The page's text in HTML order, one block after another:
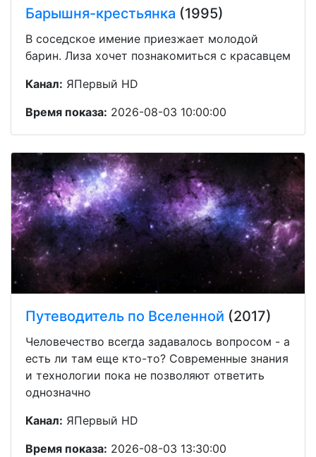
Барышня-крестьянка (1995)
В соседское имение приезжает молодой
барин. Лиза хочет познакомиться с красавцем
Канал: ЯПервый HD
Время показа: 2026-08-03 10:00:00
Путеводитель по Вселенной (2017)
Человечество всегда задавалось вопросом - а
есть ли там еще кто-то? Современные знания
и технологии пока не позволяют ответить
однозначно
Канал: ЯПервый HD
Время показа: 2026-08-03 13:30:00